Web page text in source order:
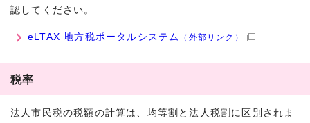
認してください。
eLTAX 地方税ポータルシステム （外部リンク）
税率
法人市民税の税額の計算は、均等割と法人税割に区別されま